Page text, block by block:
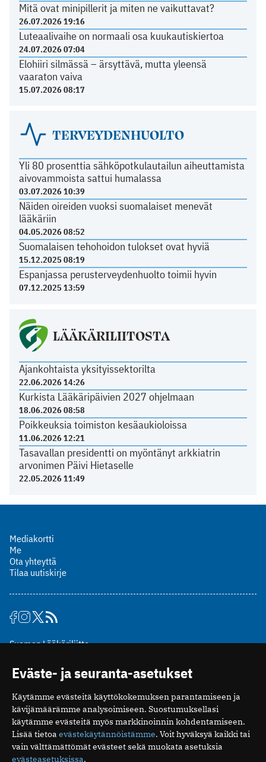
Mitä ovat minipillerit ja miten ne vaikuttavat?
26.07.2026 19:16
Luteaalivaihe on normaali osa kuukautiskiertoa
24.07.2026 07:04
Elohiiri silmässä – ärsyttävä, mutta yleensä
vaaraton vaiva
15.07.2026 08:17
TERVEYDENHUOLTO
Yli 80 prosenttia sähköpotkulautailun aiheuttamista
aivovammoista sattui humalassa
03.07.2026 10:39
Näiden oireiden vuoksi suomalaiset menevät
lääkäriin
04.05.2026 08:52
Suomalaisen tehohoidon tulokset ovat hyviä
15.12.2025 08:19
Espanjassa perusterveydenhuolto toimii hyvin
07.12.2025 13:59
LÄÄKÄRILIITOSTA
Ajankohtaista yksityissektorilta
22.06.2026 14:26
Kurkista Lääkäripäivien 2027 ohjelmaan
18.06.2026 08:58
Poikkeuksia toimiston kesäaukioloissa
11.06.2026 12:21
Tasavallan presidentti on myöntänyt arkkiatrin
arvonimen Päivi Hietaselle
22.05.2026 11:49
Mediakortti
Me
Ota yhteyttä
Tilaa uutiskirje
Suomen Lääkäriliitto
00510 Helsinki
puh. (09) 393 091
toimitus@potilaanlaakarilehti.fi
ISSN 2323-9476
Eväste- ja seuranta-asetukset
Käytämme evästeitä käyttökokemuksen parantamiseen ja
kävijämäärämme analysoimiseen. Suostumuksellasi
käytämme evästeitä myös markkinoinnin kohdentamiseen.
Lisää tietoa evästekäytännöistämme. Voit hyväksyä kaikki tai
vain välttämättömät evästeet sekä muokata asetuksia
evästeasetuksissa.